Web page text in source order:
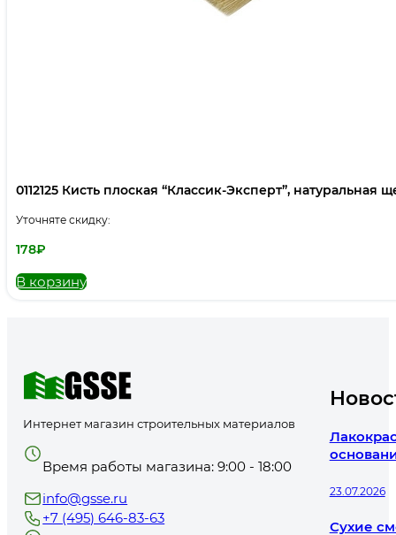
0112125 Кисть плоская “Классик-Эксперт”, натуральная
Уточняте скидку:
178₽
В корзину
Интернет магазин строительных материалов
Время работы магазина: 9:00 - 18:00
info@gsse.ru
+7 (495) 646-83-63
23.07.2026
Сухие